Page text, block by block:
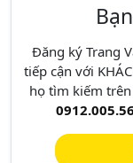
Đăng ký Trang
tiếp cận với
họ tìm kiếm